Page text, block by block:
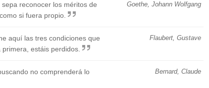
Goethe, Johann Wolfgang
reconocer los méritos de
si fuera propio.
Flaubert, Gustave
aquí las tres condiciones que
estáis perdidos.
Bernard, Claude
no comprenderá lo